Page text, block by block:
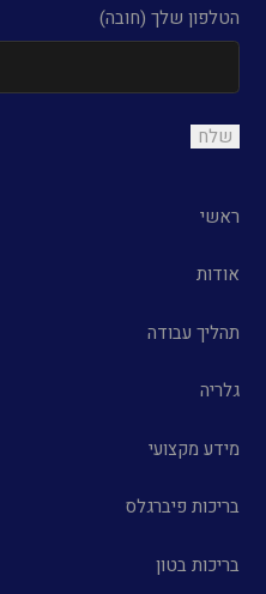
הטלפון שלך (חובה)
ראשי
אודות
תהליך עבודה
גלריה
מידע מקצועי
בריכות פיברגלס
בריכות בטון